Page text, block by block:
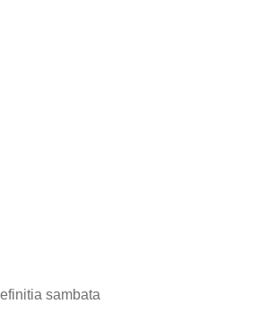
sambata